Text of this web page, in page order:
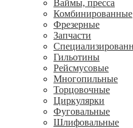
Ваймы, пресса
Комбинированные
Фрезерные
Запчасти
Гильотины
Рейсмусовые
Многопильные
Торцовочные
Циркулярки
Фуговальные
Шлифовальные